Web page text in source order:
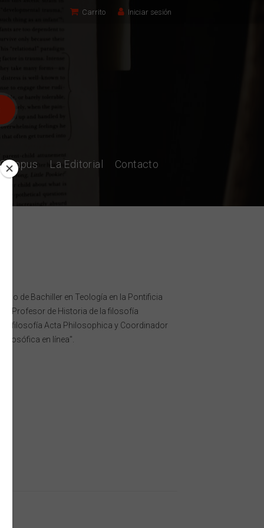
Carrito Iniciar sesión
La Editorial Contacto
de Bachiller en Teología en la Pontificia
Profesor de Historia de la filosofía
filosofía Acta Philosophica y Coordinador
filosófica en línea".